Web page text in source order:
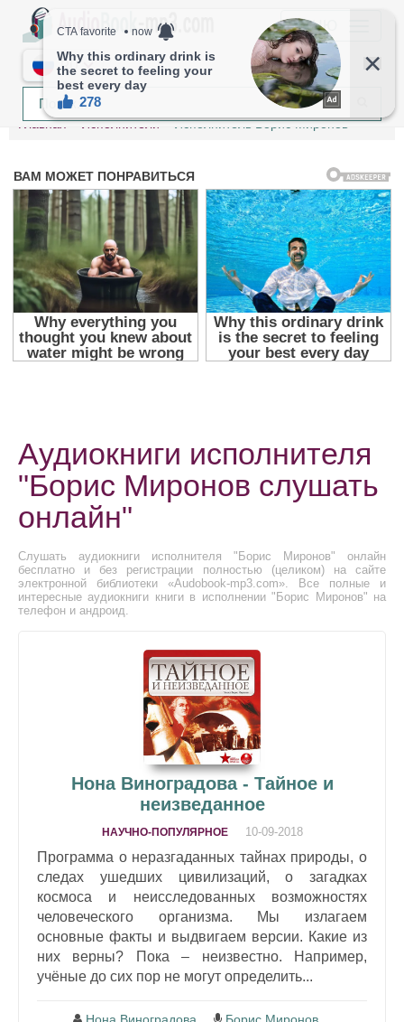
МЕНЮ
RU
Главная Исполнители Исполнитель Борис Миронов
Аудиокниги исполнителя
"Борис Миронов слушать
онлайн"
Слушать аудиокниги исполнителя "Борис Миронов" онлайн
бесплатно и без регистрации полностью (целиком) на сайте
электронной библиотеки «Audobook-mp3.com». Все полные и
интересные аудиокниги книги в исполнении "Борис Миронов" на
телефон и андроид.
Нона Виноградова - Тайное и
неизведанное
НАУЧНО-ПОПУЛЯРНОЕ 10-09-2018
Программа о неразгаданных тайнах природы, о
следах ушедших цивилизаций, о загадках
космоса и неисследованных возможностях
человеческого организма. Мы излагаем
основные факты и выдвигаем версии. Какие из
них верны? Пока – неизвестно. Например,
учёные до сих пор не могут определить...